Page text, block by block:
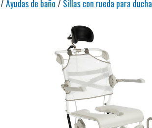
/Ayudas de baño / Sillas con rueda para ducha